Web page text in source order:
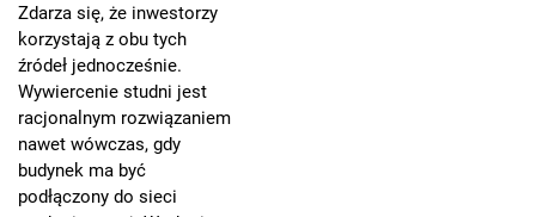
Zdarza się, że inwestorzy
korzystają z obu tych
źródeł jednocześnie.
Wywiercenie studni jest
racjonalnym rozwiązaniem
nawet wówczas, gdy
budynek ma być
podłączony do sieci